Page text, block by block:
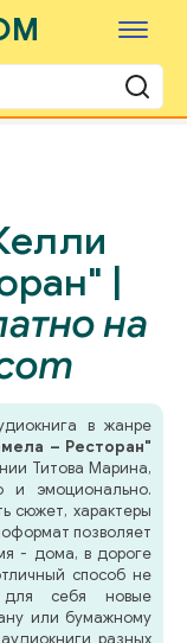
|
на
в жанре
– Ресторан"
Титова Марина,
и эмоционально.
сюжет, характеры
позволяет
- дома, в дороге
способ не
себя новые
или бумажному
разных